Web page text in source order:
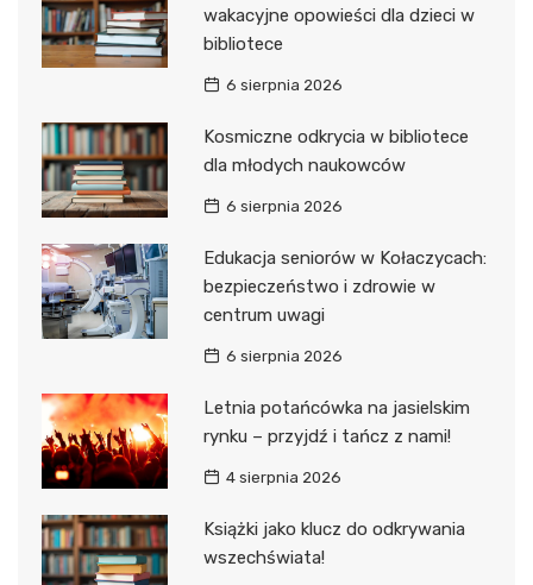
wakacyjne opowieści dla dzieci w
bibliotece
6 sierpnia 2026
Kosmiczne odkrycia w bibliotece
dla młodych naukowców
6 sierpnia 2026
Edukacja seniorów w Kołaczycach:
bezpieczeństwo i zdrowie w
centrum uwagi
6 sierpnia 2026
Letnia potańcówka na jasielskim
rynku – przyjdź i tańcz z nami!
4 sierpnia 2026
Książki jako klucz do odkrywania
wszechświata!